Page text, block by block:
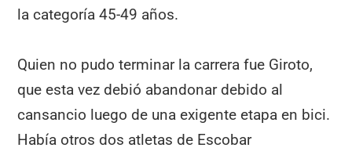
la categoría 45-49 años.
Quien no pudo terminar la carrera fue Giroto,
que esta vez debió abandonar debido al
cansancio luego de una exigente etapa en bici.
Había otros dos atletas de Escobar